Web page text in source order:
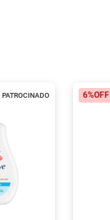
PATROCINADO 6%OFF